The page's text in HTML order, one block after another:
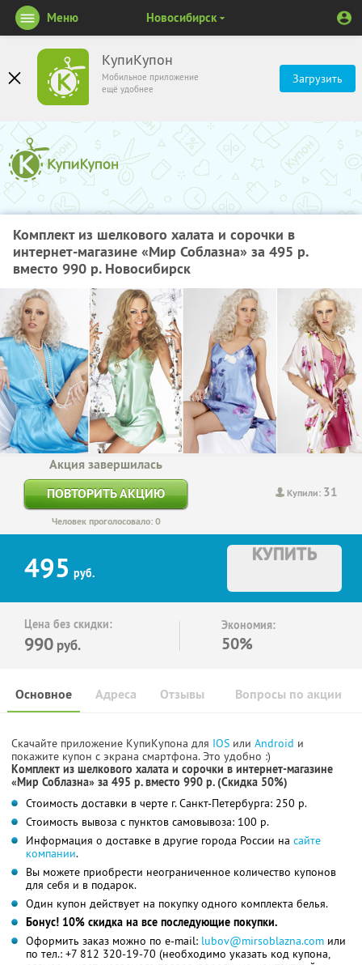
КупиКупон
Мобильное приложение
ещё удобнее
Загрузить
Меню Новосибирск
Комплект из шелкового халата и сорочки в
интернет-магазине «Мир Соблазна» за 495 р.
вместо 990 р. Новосибирск
Купили: 31
Акция завершилась
ПОВТОРИТЬ АКЦИЮ
Человек проголосовало: 0
495 руб.
КУПИТЬ
Цена без скидки:
990 руб.
Экономия:
50%
Основное Отзывы Вопросы по акции
Адреса
Скачайте приложение КупиКупона для IOS или Android и
покажите купон с экрана смартфона. Это удобно :)
Комплект из шелкового халата и сорочки в интернет-магазине
«Мир Соблазна» за 495 р. вместо 990 р. (Cкидка 50%)
Стоимость доставки в черте г. Санкт-Петербурга: 250 р.
Стоимость вывоза с пунктов самовывоза: 100 р.
Информация о доставке в другие города России на сайте
компании.
Вы можете приобрести неограниченное количество купонов
для себя и в подарок.
Один купон действует на покупку одного комплекта белья.
Бонус! 10% скидка на все последующие покупки.
Оформить заказ можно по e-mail: lubov@mirsoblazna.com или
по тел.: +7 812 320-19-70 (необходимо указать код купона,